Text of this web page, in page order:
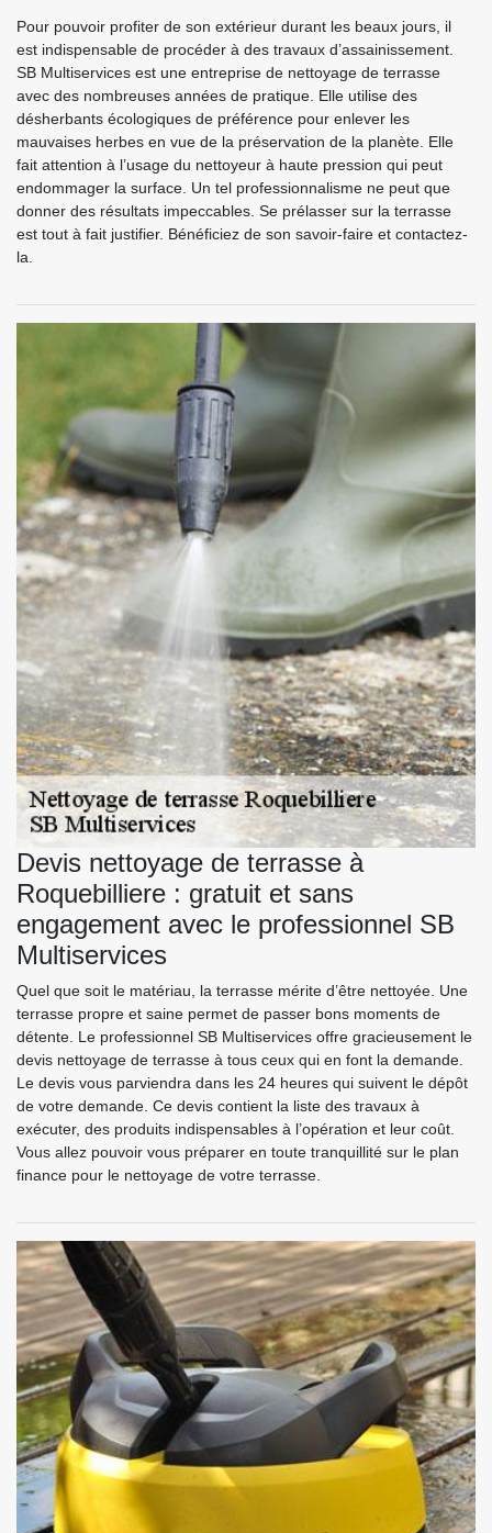
Pour pouvoir profiter de son extérieur durant les beaux jours, il
est indispensable de procéder à des travaux d’assainissement.
SB Multiservices est une entreprise de nettoyage de terrasse
avec des nombreuses années de pratique. Elle utilise des
désherbants écologiques de préférence pour enlever les
mauvaises herbes en vue de la préservation de la planète. Elle
fait attention à l’usage du nettoyeur à haute pression qui peut
endommager la surface. Un tel professionnalisme ne peut que
donner des résultats impeccables. Se prélasser sur la terrasse
est tout à fait justifier. Bénéficiez de son savoir-faire et contactez-
la.
Devis nettoyage de terrasse à
Roquebilliere : gratuit et sans
engagement avec le professionnel SB
Multiservices
Quel que soit le matériau, la terrasse mérite d’être nettoyée. Une
terrasse propre et saine permet de passer bons moments de
détente. Le professionnel SB Multiservices offre gracieusement le
devis nettoyage de terrasse à tous ceux qui en font la demande.
Le devis vous parviendra dans les 24 heures qui suivent le dépôt
de votre demande. Ce devis contient la liste des travaux à
exécuter, des produits indispensables à l’opération et leur coût.
Vous allez pouvoir vous préparer en toute tranquillité sur le plan
finance pour le nettoyage de votre terrasse.